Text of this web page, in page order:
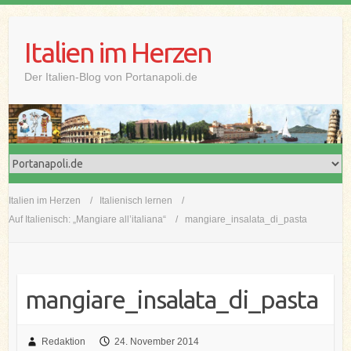
contentItalien im Herzen
Der Italien-Blog von Portanapoli.de
Italien im Herzen
Italienisch lernen
Auf Italienisch: „Mangiare all’italiana“
mangiare_insalata_di_pasta
mangiare_insalata_di_pasta
Redaktion 24. November 2014